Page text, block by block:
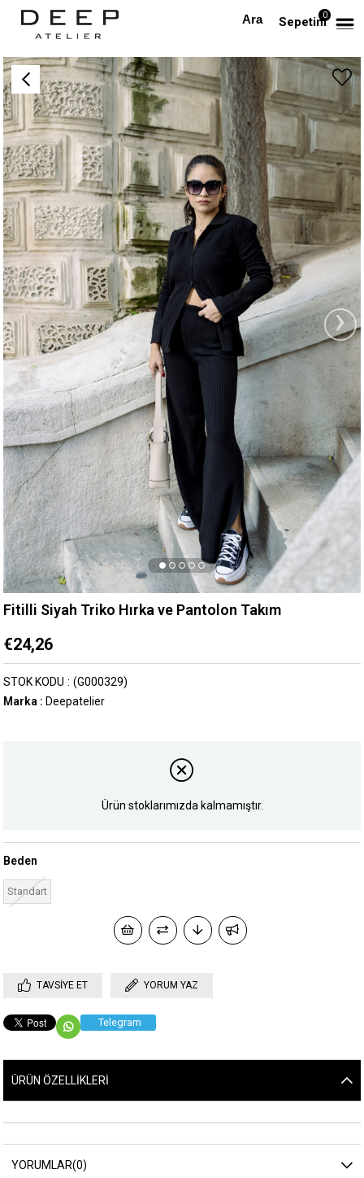
Sepetim0
Anasayfa Fitilli Siyah Triko Hırka ve Pantolon Takım
›
Fitilli Siyah Triko Hırka ve Pantolon Takım
€24,26
(G000329)
STOK KODU
Marka : Deepatelier
Ürün stoklarımızda kalmamıştır.
Beden
Standart
TAVSIYE ET YORUM YAZ
Telegram
ÜRÜN ÖZELLIKLERI
YORUMLAR(0)